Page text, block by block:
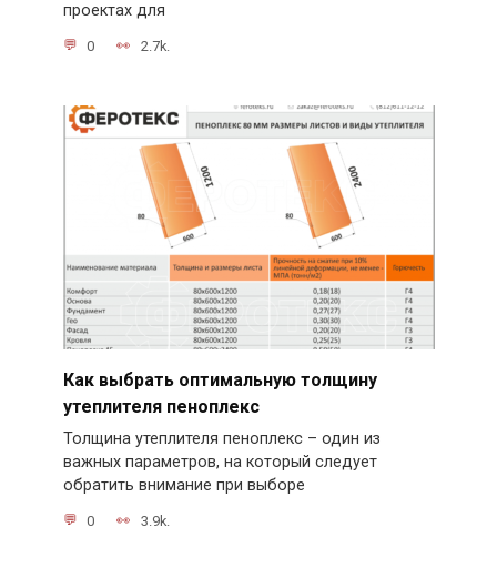
проектах для
0 2.7k.
Как выбрать оптимальную толщину
утеплителя пеноплекс
Толщина утеплителя пеноплекс – один из
важных параметров, на который следует
обратить внимание при выборе
0 3.9k.